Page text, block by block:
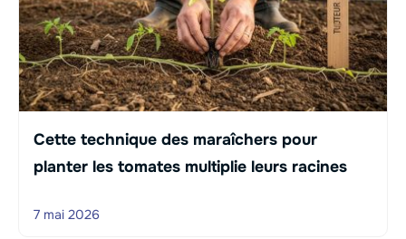
Cette technique des maraîchers pour
planter les tomates multiplie leurs racines
7 mai 2026